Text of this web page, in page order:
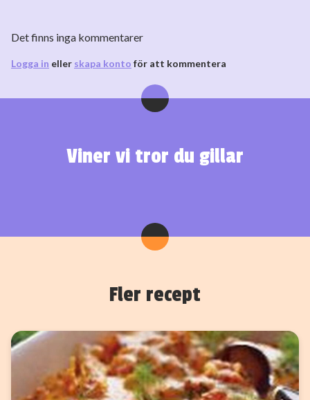
Det finns inga kommentarer
Logga in eller skapa konto för att kommentera
Viner vi tror du gillar
Fler recept